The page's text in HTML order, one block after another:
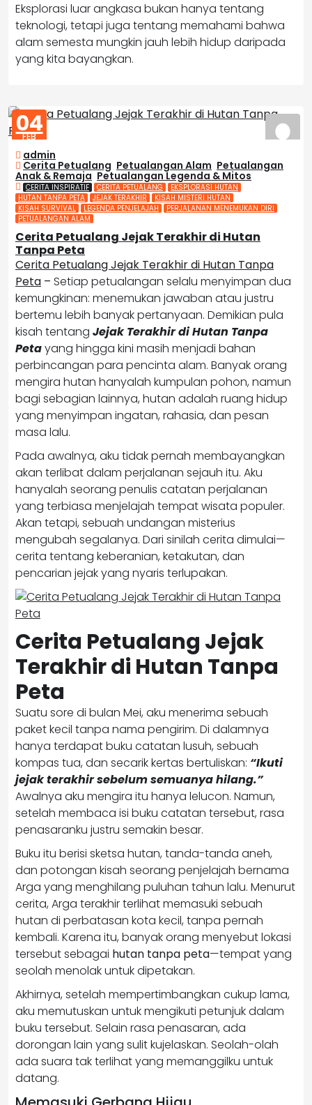
Eksplorasi luar angkasa bukan hanya tentang
teknologi, tetapi juga tentang memahami bahwa
alam semesta mungkin jauh lebih hidup daripada
yang kita bayangkan.
04
FEB
admin
Cerita Petualang Petualangan Alam Petualangan
Anak & Remaja Petualangan Legenda & Mitos
CERITA INSPIRATIF CERITA PETUALANG
EKSPLORASI HUTAN
HUTAN TANPA PETA
JEJAK TERAKHIR
KISAH MISTERI HUTAN
KISAH SURVIVAL
LEGENDA PENJELAJAH
PERJALANAN MENEMUKAN DIRI
PETUALANGAN ALAM
Cerita Petualang Jejak Terakhir di Hutan
Tanpa Peta
Cerita Petualang Jejak Terakhir di Hutan Tanpa
Peta – Setiap petualangan selalu menyimpan dua
kemungkinan: menemukan jawaban atau justru
bertemu lebih banyak pertanyaan. Demikian pula
kisah tentang Jejak Terakhir di Hutan Tanpa
Petayang hingga kini masih menjadi bahan
perbincangan para pencinta alam. Banyak orang
mengira hutan hanyalah kumpulan pohon, namun
bagi sebagian lainnya, hutan adalah ruang hidup
yang menyimpan ingatan, rahasia, dan pesan
masa lalu.
Pada awalnya, aku tidak pernah membayangkan
akan terlibat dalam perjalanan sejauh itu. Aku
hanyalah seorang penulis catatan perjalanan
yang terbiasa menjelajah tempat wisata populer.
Akan tetapi, sebuah undangan misterius
mengubah segalanya. Dari sinilah cerita dimulai—
cerita tentang keberanian, ketakutan, dan
pencarian jejak yang nyaris terlupakan.
Cerita Petualang Jejak
Terakhir di Hutan Tanpa
Peta
Suatu sore di bulan Mei, aku menerima sebuah
paket kecil tanpa nama pengirim. Di dalamnya
hanya terdapat buku catatan lusuh, sebuah
kompas tua, dan secarik kertas bertuliskan: “Ikuti
jejak terakhir sebelum semuanya hilang.”
Awalnya aku mengira itu hanya lelucon. Namun,
setelah membaca isi buku catatan tersebut, rasa
penasaranku justru semakin besar.
Buku itu berisi sketsa hutan, tanda-tanda aneh,
dan potongan kisah seorang penjelajah bernama
Arga yang menghilang puluhan tahun lalu. Menurut
cerita, Arga terakhir terlihat memasuki sebuah
hutan di perbatasan kota kecil, tanpa pernah
kembali. Karena itu, banyak orang menyebut lokasi
tersebut sebagai hutan tanpa peta—tempat yang
seolah menolak untuk dipetakan.
Akhirnya, setelah mempertimbangkan cukup lama,
aku memutuskan untuk mengikuti petunjuk dalam
buku tersebut. Selain rasa penasaran, ada
dorongan lain yang sulit kujelaskan. Seolah-olah
ada suara tak terlihat yang memanggilku untuk
datang.